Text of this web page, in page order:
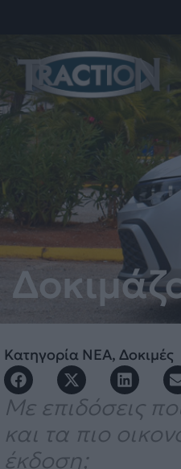
Κατηγορία ΝΕΑ, Δοκιμές
Με επιδόσεις
και τα πιο
έκδοση;